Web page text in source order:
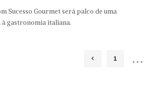
Sucesso Gourmet será palco de uma
à gastronomia italiana.
1 …